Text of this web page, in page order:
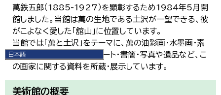
日本語
日本語
简体中文
萬鉄五郎（1885-1927）を顕彰するため1984年5月開
館しました。当館は萬の生地である土沢が一望できる、彼
がこよなく愛した「舘山」に位置しています。
当館では「萬と土沢」をテーマに、萬の油彩画・水墨画・素
描などの作品にあわせ、ノート・書簡・写真や遺品など、こ
の画家に関する資料を所蔵・展示しています。
美術館の概要